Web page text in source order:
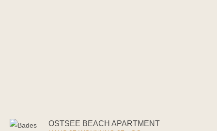
OSTSEE BEACH APARTMENT